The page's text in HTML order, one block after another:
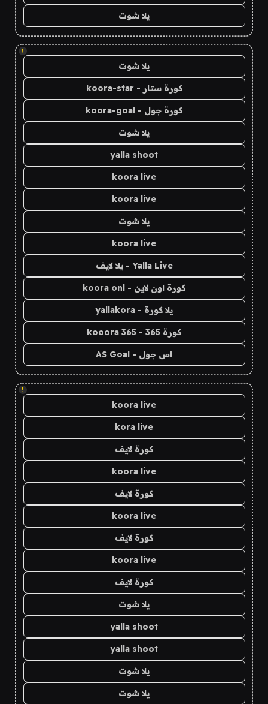
يلا شوت
!
يلا شوت
كورة ستار - koora-star
كورة جول - koora-goal
يلا شوت
yalla shoot
koora live
koora live
يلا شوت
koora live
Yalla Live - يلا لايف
كورة اون لاين - koora onl
يلا كورة - yallakora
كورة 365 - kooora 365
اس جول - AS Goal
!
koora live
kora live
كورة لايف
koora live
كورة لايف
koora live
كورة لايف
koora live
كورة لايف
يلا شوت
yalla shoot
yalla shoot
يلا شوت
يلا شوت